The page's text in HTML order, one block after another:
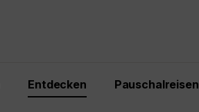
Entdecken Pauschalreisen